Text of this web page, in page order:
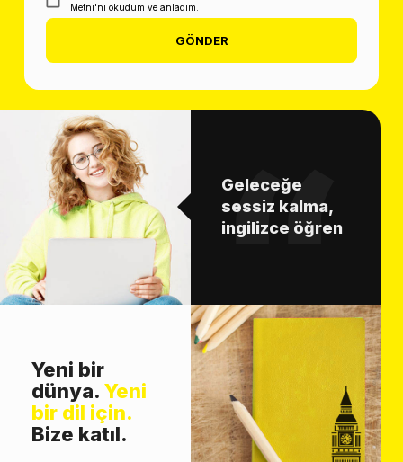
Metni'ni okudum ve anladım.
GÖNDER
Geleceğe
sessiz kalma,
ingilizce öğren
Yeni bir
dünya. Yeni
bir dil için.
Bize katıl.